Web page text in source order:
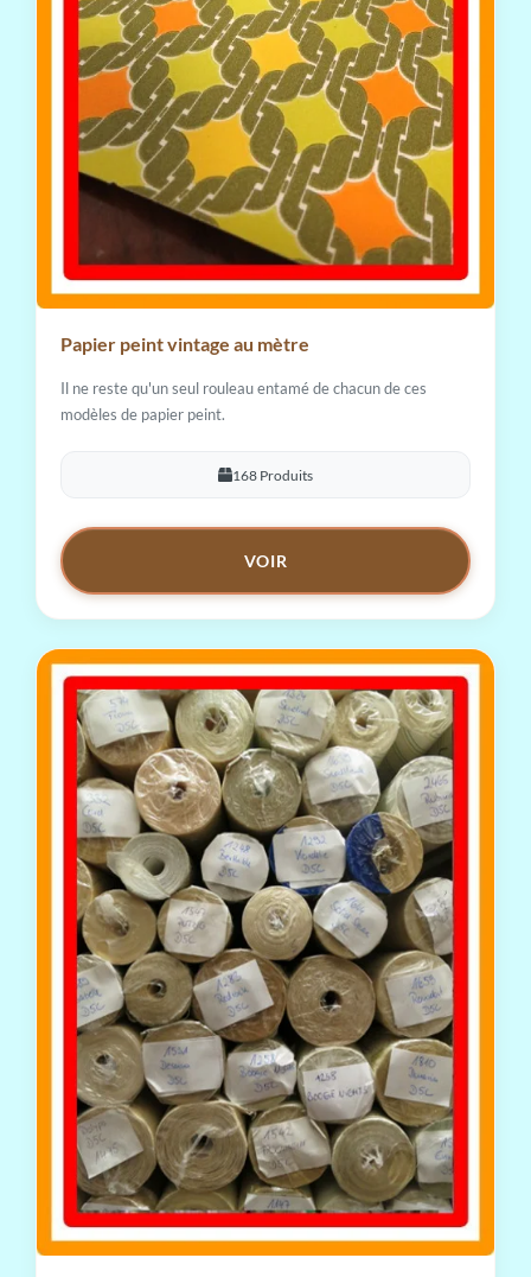
Papier peint vintage au mètre
Il ne reste qu'un seul rouleau entamé de chacun de ces
modèles de papier peint.
168 Produits
VOIR